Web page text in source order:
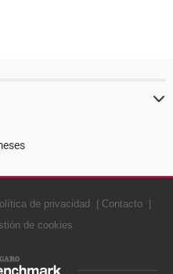
de privacidad
Contacto
de cookies